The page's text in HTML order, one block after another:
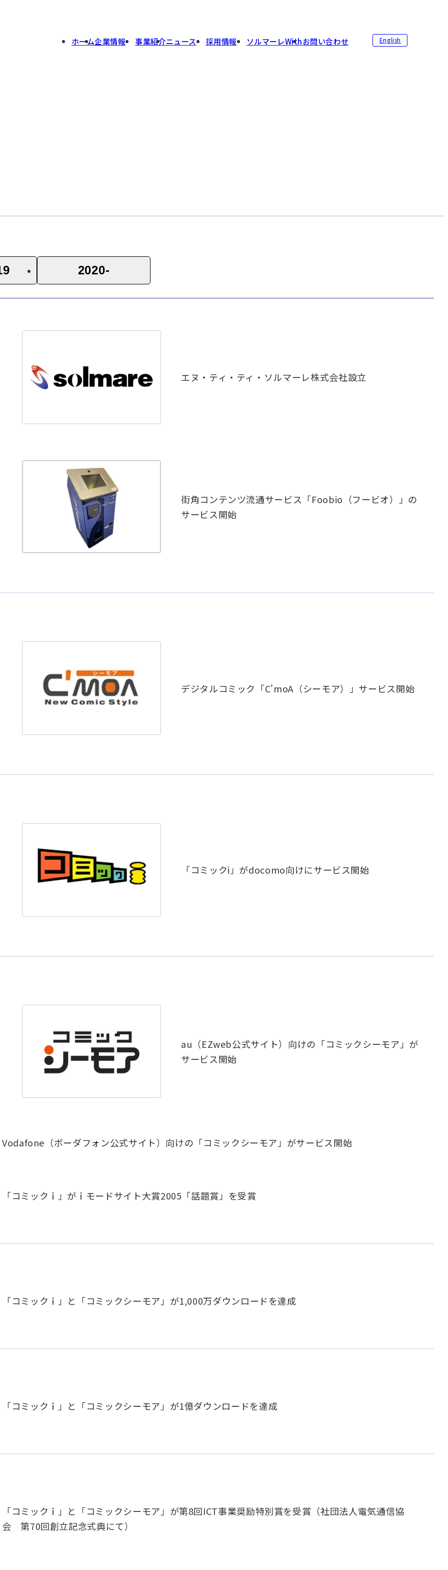
ホーム企業情報 事業紹介ニュース 採用情報 ソルマーレWithお問い合わせ English
2020-
エヌ・ティ・ティ・ソルマーレ株式会社設立
街角コンテンツ流通サービス「Foobio（フービオ）」の
サービス開始
デジタルコミック「C'moA（シーモア）」サービス開始
「コミックi」がdocomo向けにサービス開始
au（EZweb公式サイト）向けの「コミックシーモア」が
サービス開始
Vodafone（ボーダフォン公式サイト）向けの「コミックシーモア」がサービス開始
「コミックｉ」がｉモードサイト大賞2005「話題賞」を受賞
「コミックｉ」と「コミックシーモア」が1,000万ダウンロードを達成
「コミックｉ」と「コミックシーモア」が1億ダウンロードを達成
「コミックｉ」と「コミックシーモア」が第8回ICT事業奨励特別賞を受賞（社団法人電気通信協
会 第70回創立記念式典にて）